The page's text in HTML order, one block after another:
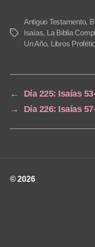
a
r
Tags
Antiguo Testamento,
Isaías, La Biblia
Un Año, Libros
←
Día 225: Isaías
→
Día 226: Isaías
© 2026